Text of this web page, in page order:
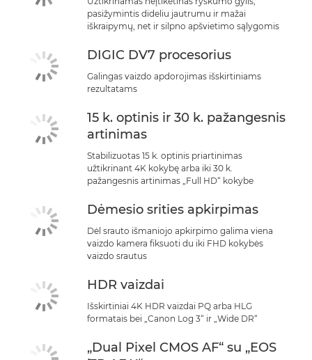
pasižymintis dideliu jautrumu ir mažai
iškraipymų, net ir silpno apšvietimo sąlygomis
DIGIC DV7 procesorius
Galingas vaizdo apdorojimas išskirtiniams
rezultatams
15 k. optinis ir 30 k. pažangesnis
artinimas
Stabilizuotas 15 k. optinis priartinimas
užtikrinant 4K kokybę arba iki 30 k.
pažangesnis artinimas „Full HD“ kokybe
Dėmesio srities apkirpimas
Dėl srauto išmaniojo apkirpimo galima viena
vaizdo kamera fiksuoti du iki FHD kokybės
vaizdo srautus
HDR vaizdai
Išskirtiniai 4K HDR vaizdai PQ arba HLG
formatais bei „Canon Log 3“ ir „Wide DR“
„Dual Pixel CMOS AF“ su „EOS